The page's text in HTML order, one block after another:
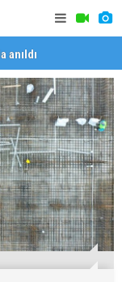
anıldı